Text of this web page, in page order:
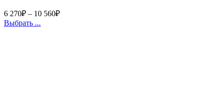
6 270₽ – 10 560₽
Выбрать ...